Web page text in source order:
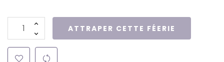
ATTRAPER CETTE FÉERIE